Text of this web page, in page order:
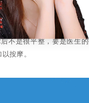
出现问题，像是感染
之后，腿部也会有异常感
很平整，要是医生的
按摩。